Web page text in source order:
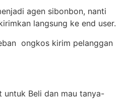
agen sibonbon, nanti
langsung ke end user.
ongkos kirim pelanggan
untuk Beli dan mau tanya-